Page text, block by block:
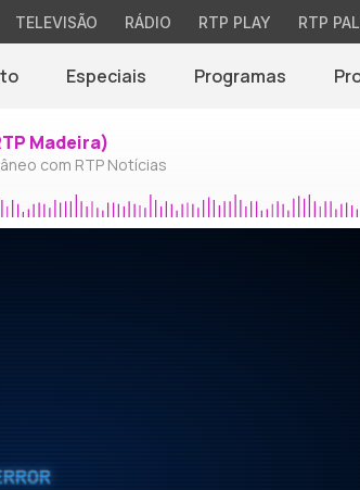
TELEVISÃO RÁDIO RTP PLAY RTP
Especiais Programas
Madeira)
com RTP Notícias